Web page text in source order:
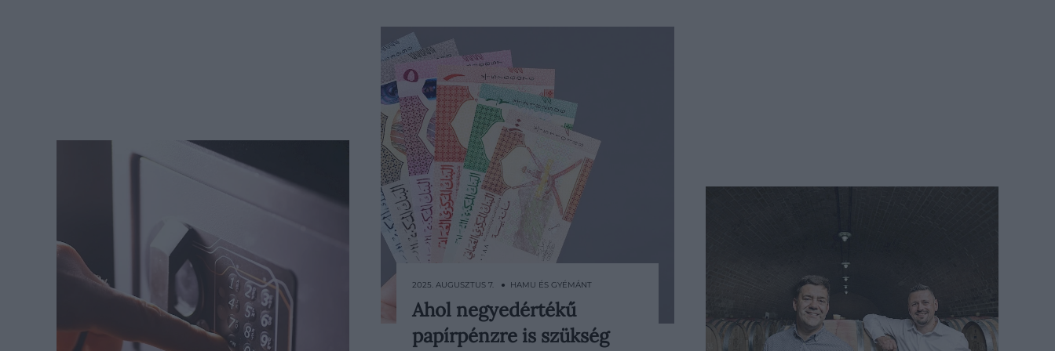
Miközben a világ gyengébb
valutáihoz hatalmas címletek
2025. AUGUSZTUS 7. ● HAMU ÉS GYÉMÁNT
Ahol negyedértékű
papírpénzre is szükség